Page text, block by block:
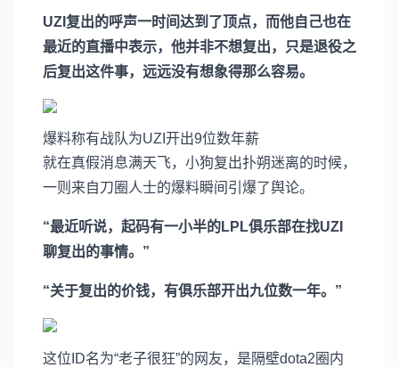
UZI复出的呼声一时间达到了顶点，而他自己也在
最近的直播中表示，他并非不想复出，只是退役之
后复出这件事，远远没有想象得那么容易。
爆料称有战队为UZI开出9位数年薪
就在真假消息满天飞，小狗复出扑朔迷离的时候，
一则来自刀圈人士的爆料瞬间引爆了舆论。
“最近听说，起码有一小半的LPL俱乐部在找UZI
聊复出的事情。”
“关于复出的价钱，有俱乐部开出九位数一年。”
这位ID名为“老子很狂”的网友，是隔壁dota2圈内